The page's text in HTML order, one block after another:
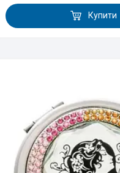
Купити